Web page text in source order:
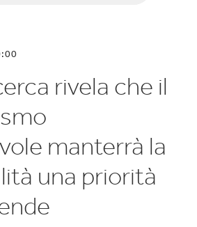
rivela che il
manterrà la
una priorità